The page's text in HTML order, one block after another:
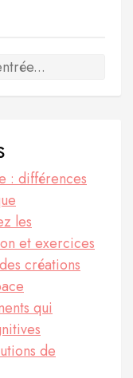
: différences
les
et exercices
créations
qui
de